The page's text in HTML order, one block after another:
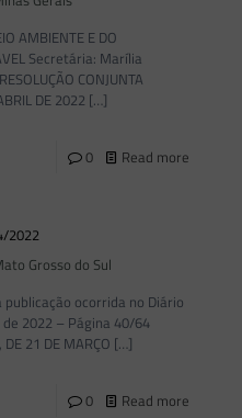
AMBIENTE E DO
Secretária: Marília
CONJUNTA
DE 2022 […]
0 Read more
2022
Grosso do Sul
ocorrida no Diário
2022 – Página 40/64
21 DE MARÇO […]
0 Read more